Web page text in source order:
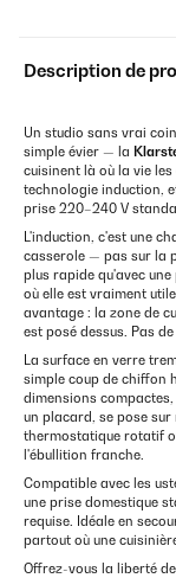
Description de
Un studio sans vrai
simple évier — la
cuisinent là où la vie les
technologie induction,
prise 220–240 V
L'induction, c'est une
casserole — pas sur la
plus rapide qu'avec
où elle est vraiment
avantage : la zone de
est posé dessus. Pas
La surface en verre
simple coup de chiffon
dimensions
un placard, se pose
thermostatique rotatif
l'ébullition franche.
Compatible avec les
une prise domestique
requise. Idéale en
partout où une
Offrez-vous la liberté